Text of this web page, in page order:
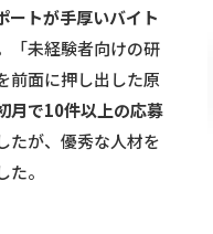
ートが手厚いバイト
「未経験者向けの研
前面に押し出した原
月で10件以上の応募
たが、優秀な人材を
。